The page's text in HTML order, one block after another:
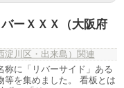
ーＸＸＸ（大阪府
淀川区・出来島）関連
称に「リバーサイド」ある
等を集めました。 看板とは